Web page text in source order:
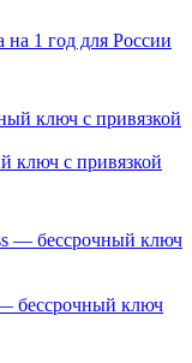
1 год для России
ключ с привязкой
бессрочный ключ